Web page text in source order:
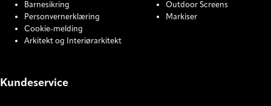
Barnesikring
Personvernerklæring
Cookie-melding
Arkitekt og Interiørarkitekt
Outdoor Screens
Markiser
Kundeservice